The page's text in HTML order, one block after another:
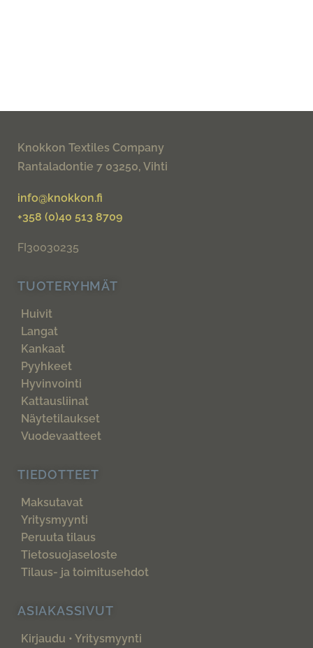
Knokkon Textiles Company
Rantaladontie 7 03250, Vihti
info@knokkon.fi
+358 (0)40 513 8709
FI30030235
TUOTERYHMÄT
Huivit
Langat
Kankaat
Pyyhkeet
Hyvinvointi
Kattausliinat
Näytetilaukset
Vuodevaatteet
TIEDOTTEET
Maksutavat
Yritysmyynti
Peruuta tilaus
Tietosuojaseloste
Tilaus- ja toimitusehdot
ASIAKASSIVUT
Kirjaudu • Yritysmyynti